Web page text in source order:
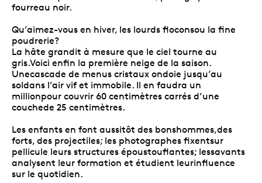
fourreau noir.
Qu’aimez-vous en hiver, les lourds floconsou la fine
poudrerie?
La hâte grandit à mesure que le ciel tourne au
gris.Voici enfin la première neige de la saison.
Unecascade de menus cristaux ondoie jusqu’au
soldans l’air vif et immobile. Il en faudra un
millionpour couvrir 60 centimètres carrés d’une
couchede 25 centimètres.
Les enfants en font aussitôt des bonshommes,des
forts, des projectiles; les photographes fixentsur
pellicule leurs structures époustouflantes; lessavants
analysent leur formation et étudient leurinfluence
sur le quotidien.